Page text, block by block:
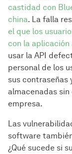
castidad con
china. La falla
el que los
con la aplicación
usar la API
personal de los
sus contraseñas
almacenadas
empresa.
Las
software
¿Qué sucede si